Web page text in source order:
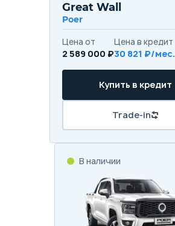
Great Wall
Poer
Цена от
2 589 000 ₽
Цена в кредит
30 821 ₽/мес.
Купить в кредит
Trade-in
В наличии